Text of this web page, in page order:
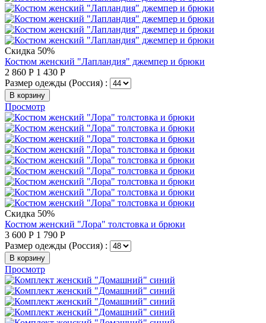
Скидка 50%
Костюм женский "Лапландия" джемпер и брюки
2 860 Р 1 430 Р
Размер одежды (Россия) :
В корзину
Просмотр
Скидка 50%
Костюм женский "Лора" толстовка и брюки
3 600 Р 1 790 Р
Размер одежды (Россия) :
В корзину
Просмотр